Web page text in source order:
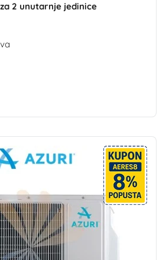
2 unutarnje jedinice